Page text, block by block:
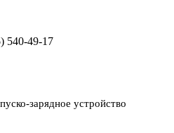
540-49-17
зарядное устройство